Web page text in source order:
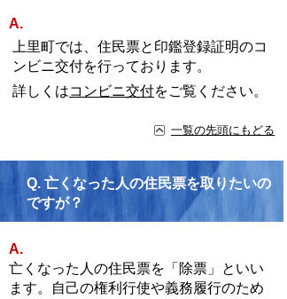
A.
上里町では、住民票と印鑑登録証明のコ
ンビニ交付を行っております。
詳しくはコンビニ交付をご覧ください。
一覧の先頭にもどる
Q. 亡くなった人の住民票を取りたいの
ですが？
A.
亡くなった人の住民票を「除票」といい
ます。自己の権利行使や義務履行のため